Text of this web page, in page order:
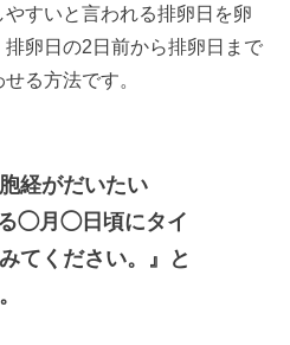
すいと言われる排卵日を卵
卵日の2日前から排卵日まで
る方法です。
胞経がだいたい
◯月◯日頃にタイ
てください。』
と